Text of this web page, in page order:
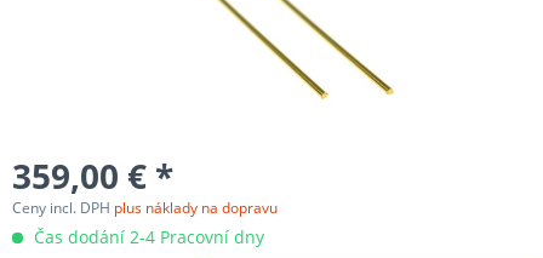
359,00 € *
Ceny incl. DPH plus náklady na dopravu
Čas dodání 2-4 Pracovní dny